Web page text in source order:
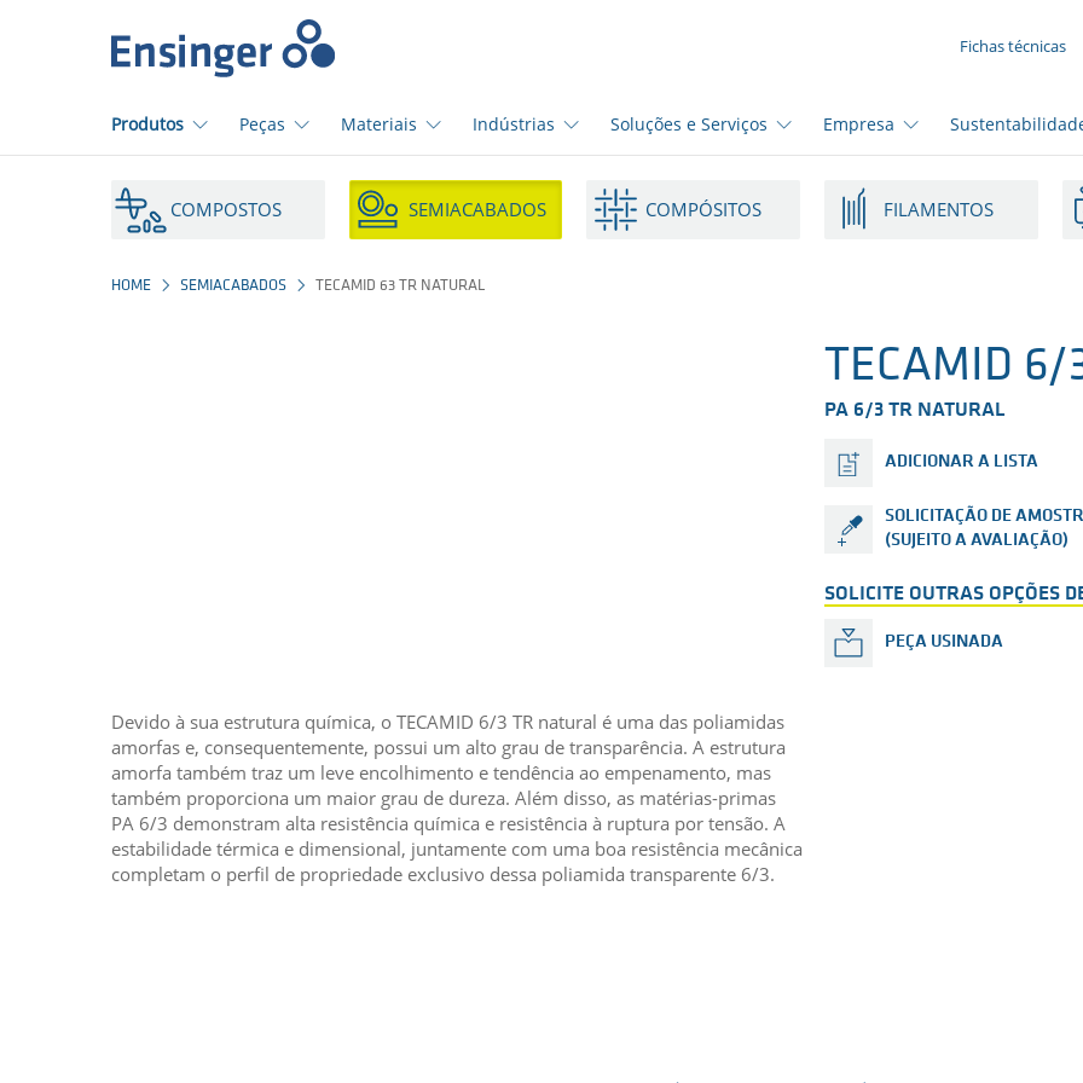
Fichas técnicas
Produtos Peças Materiais Indústrias Soluções e Serviços Empresa
COMPOSTOS SEMIACABADOS COMPÓSITOS FILAMENTOS
HOME SEMIACABADOS TECAMID 63 TR NATURAL
TECAMID
PA 6/3 TR NATURAL
ADICIONAR A LISTA
SOLICITAÇÃO DE
(SUJEITO A AVALIAÇÃO)
SOLICITE OUTRAS OPÇÕES
PEÇA USINADA
Devido à sua estrutura química, o TECAMID 6/3 TR natural é uma das poliamidas
amorfas e, consequentemente, possui um alto grau de transparência. A estrutura
amorfa também traz um leve encolhimento e tendência ao empenamento, mas
também proporciona um maior grau de dureza. Além disso, as matérias-primas
PA 6/3 demonstram alta resistência química e resistência à ruptura por tensão. A
estabilidade térmica e dimensional, juntamente com uma boa resistência mecânica
completam o perfil de propriedade exclusivo dessa poliamida transparente 6/3.